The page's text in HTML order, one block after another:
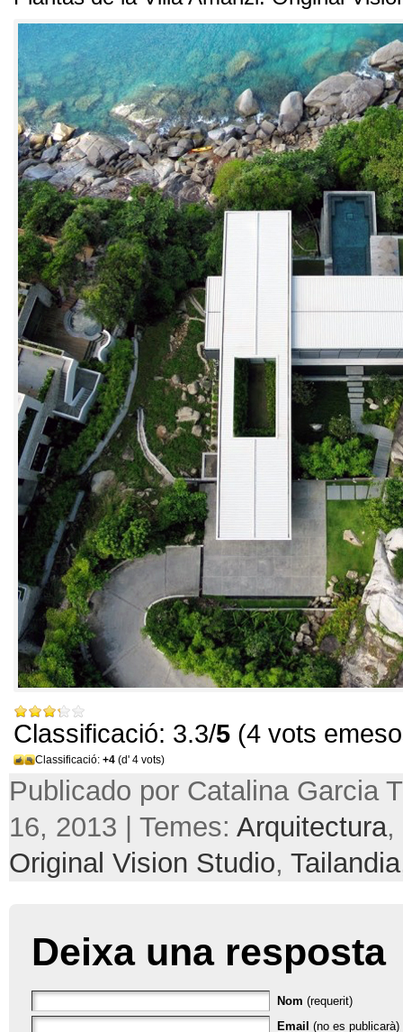
Classificació: 3.3/5 (4 vots
Classificació: +4 (d' 4 vots)
Publicado por Catalina Garcia
16, 2013 | Temes: Arquitectura,
Original Vision Studio, Tailandia
Deixa una resposta
Nom (requerit)
Email (no es publicarà)